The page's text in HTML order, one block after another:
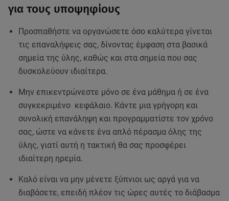
για τους υποψηφίους
Προσπαθήστε να οργανώσετε όσο καλύτερα γίνεται
τις επαναλήψεις σας, δίνοντας έμφαση στα βασικά
σημεία της ύλης, καθώς και στα σημεία που σας
δυσκολεύουν ιδιαίτερα.
Μην επικεντρώνεστε μόνο σε ένα μάθημα ή σε ένα
συγκεκριμένο κεφάλαιο. Κάντε μια γρήγορη και
συνολική επανάληψη και προγραμματίστε τον χρόνο
σας, ώστε να κάνετε ένα απλό πέρασμα όλης της
ύλης, γιατί αυτή η τακτική θα σας προσφέρει
ιδιαίτερη ηρεμία.
Καλό είναι να μην μένετε ξύπνιοι ως αργά για να
διαβάσετε, επειδή πλέον τις ώρες αυτές το διάβασμα